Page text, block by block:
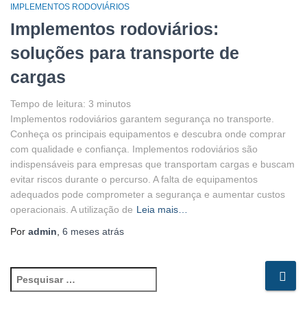
IMPLEMENTOS RODOVIÁRIOS
Implementos rodoviários:
soluções para transporte de
cargas
Tempo de leitura: 3 minutos
Implementos rodoviários garantem segurança no transporte.
Conheça os principais equipamentos e descubra onde comprar
com qualidade e confiança. Implementos rodoviários são
indispensáveis para empresas que transportam cargas e buscam
evitar riscos durante o percurso. A falta de equipamentos
adequados pode comprometer a segurança e aumentar custos
operacionais. A utilização de Leia mais…
Por admin, 6 meses atrás
e